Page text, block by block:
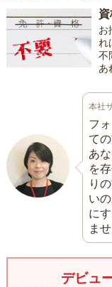
お
れ
不
あ
本社
フ
て
あ
を
り
い
に
ま
デビュ